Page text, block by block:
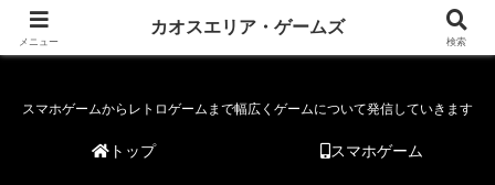
カオスエリア・ゲームズ
スマホゲームからレトロゲームまで幅広くゲームについて発信していきます
トップ スマホゲーム
メニュー
カオスエリア・ゲームズ
検索